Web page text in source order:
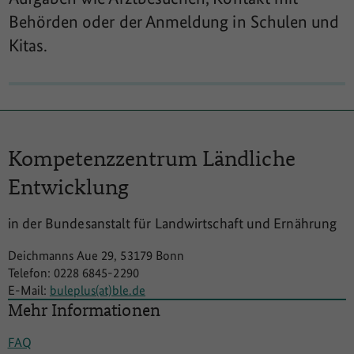
Behörden oder der Anmeldung in Schulen und
Kitas.
Kompetenzzentrum Ländliche
Entwicklung
in der Bundesanstalt für Landwirtschaft und Ernährung
Deichmanns Aue 29, 53179 Bonn
Telefon: 0228 6845-2290
E-Mail: buleplus(at)ble.de
Mehr Informationen
FAQ